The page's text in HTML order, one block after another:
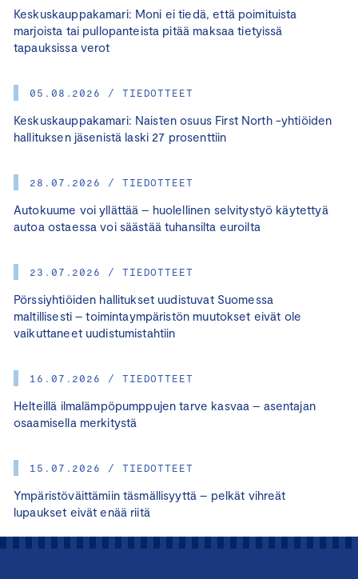
Keskuskauppakamari: Moni ei tiedä, että poimituista
marjoista tai pullopanteista pitää maksaa tietyissä
tapauksissa verot
05.08.2026 / TIEDOTTEET
Keskuskauppakamari: Naisten osuus First North -yhtiöiden
hallituksen jäsenistä laski 27 prosenttiin
28.07.2026 / TIEDOTTEET
Autokuume voi yllättää – huolellinen selvitystyö käytettyä
autoa ostaessa voi säästää tuhansilta euroilta
23.07.2026 / TIEDOTTEET
Pörssiyhtiöiden hallitukset uudistuvat Suomessa
maltillisesti – toimintaympäristön muutokset eivät ole
vaikuttaneet uudistumistahtiin
16.07.2026 / TIEDOTTEET
Helteillä ilmalämpöpumppujen tarve kasvaa – asentajan
osaamisella merkitystä
15.07.2026 / TIEDOTTEET
Ympäristöväittämiin täsmällisyyttä – pelkät vihreät
lupaukset eivät enää riitä